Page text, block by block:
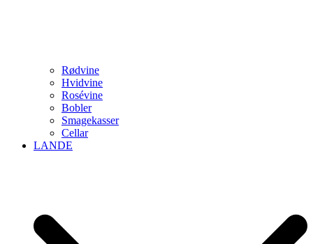
Rødvine
Hvidvine
Rosévine
Bobler
Smagekasser
Cellar
LANDE